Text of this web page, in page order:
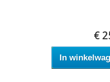
€
In